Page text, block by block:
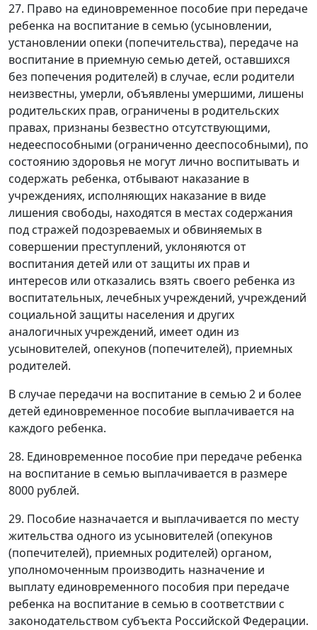
27. Право на единовременное пособие при передаче
ребенка на воспитание в семью (усыновлении,
установлении опеки (попечительства), передаче на
воспитание в приемную семью детей, оставшихся
без попечения родителей) в случае, если родители
неизвестны, умерли, объявлены умершими, лишены
родительских прав, ограничены в родительских
правах, признаны безвестно отсутствующими,
недееспособными (ограниченно дееспособными), по
состоянию здоровья не могут лично воспитывать и
содержать ребенка, отбывают наказание в
учреждениях, исполняющих наказание в виде
лишения свободы, находятся в местах содержания
под стражей подозреваемых и обвиняемых в
совершении преступлений, уклоняются от
воспитания детей или от защиты их прав и
интересов или отказались взять своего ребенка из
воспитательных, лечебных учреждений, учреждений
социальной защиты населения и других
аналогичных учреждений, имеет один из
усыновителей, опекунов (попечителей), приемных
родителей.
В случае передачи на воспитание в семью 2 и более
детей единовременное пособие выплачивается на
каждого ребенка.
28. Единовременное пособие при передаче ребенка
на воспитание в семью выплачивается в размере
8000 рублей.
29. Пособие назначается и выплачивается по месту
жительства одного из усыновителей (опекунов
(попечителей), приемных родителей) органом,
уполномоченным производить назначение и
выплату единовременного пособия при передаче
ребенка на воспитание в семью в соответствии с
законодательством субъекта Российской Федерации.